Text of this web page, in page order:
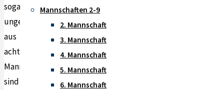
Mannschaften 2-9
2. Mannschaft
3. Mannschaft
4. Mannschaft
5. Mannschaft
6. Mannschaft
sogar
ungeschlagen)
aus
acht
Mannschaften
sind